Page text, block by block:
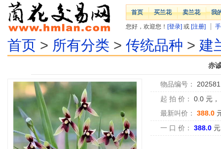
首页 买兰花 卖兰花 我
您好，欢迎您！ [登录] 或 [注册]
首页 > 所有分类 > 传统品种 > 建
赤
物品编号：
起 拍 价：
0.0 元，
最新叫价：
388.0
一 口 价：
388.0 元